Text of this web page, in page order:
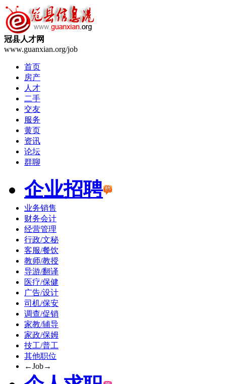
冠县人才网
www.guanxian.org/job
首页
房产
人才
二手
交友
服务
黄页
资讯
论坛
群聊
企业招聘
业务销售
财务会计
经营管理
行政/文秘
客服/餐饮
教师/教授
导游/翻译
医疗/保健
广告/设计
司机/保安
调查/促销
家教/辅导
家政/保姆
技工/普工
其他职位
←Job→